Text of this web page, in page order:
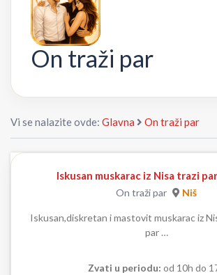
On traži par
Vi se nalazite ovde: Glavna On traži par
Iskusan muskarac iz Nisa trazi
On traži par Niš
Iskusan,diskretan i mastovit muskarac iz
par …
Zvati u periodu: od 10h do